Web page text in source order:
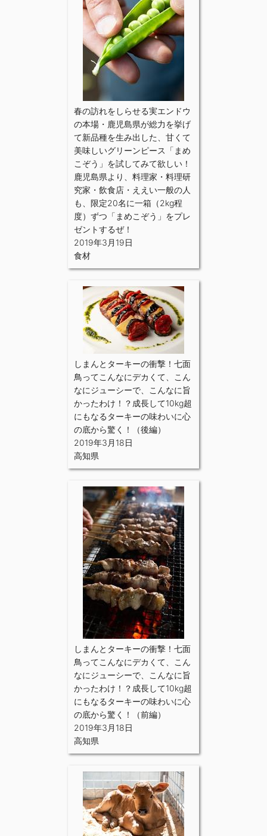
春の訪れをしらせる実エンドウ
の本場・鹿児島県が総力を挙げ
て新品種を生み出した、甘くて
美味しいグリーンピース「まめ
こぞう」を試してみて欲しい！
鹿児島県より、料理家・料理研
究家・飲食店・ええい一般の人
も、限定20名に一箱（2kg程
度）ずつ「まめこぞう」をプレ
ゼントするぜ！
2019年3月19日
食材
しまんとターキーの衝撃！七面
鳥ってこんなにデカくて、こん
なにジューシーで、こんなに旨
かったわけ！？成長して10kg超
にもなるターキーの味わいに心
の底から驚く！（後編）
2019年3月18日
高知県
しまんとターキーの衝撃！七面
鳥ってこんなにデカくて、こん
なにジューシーで、こんなに旨
かったわけ！？成長して10kg超
にもなるターキーの味わいに心
の底から驚く！（前編）
2019年3月18日
高知県